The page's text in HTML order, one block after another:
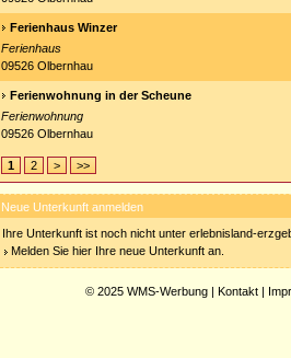
Ferienhaus Winzer
Ferienhaus
09526 Olbernhau
Ferienwohnung in der Scheune
Ferienwohnung
09526 Olbernhau
1 2 > >>
Neue Unterkunft anmelden
Ihre Unterkunft ist noch nicht unter erlebnisland-
Melden Sie hier Ihre neue Unterkunft an.
© 2025 WMS-Werbung | Kontakt |